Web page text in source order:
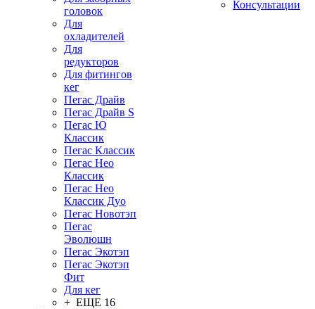
головок
Для
охладителей
Для
редукторов
Для фитингов
кег
Пегас Драйв
Пегас Драйв S
Пегас Ю
Классик
Пегас Классик
Пегас Нео
Классик
Пегас Нео
Классик Дуо
Пегас Новотэп
Пегас
Эволюшн
Пегас Экотэп
Пегас Экотэп
Фит
Для кег
+ ЕЩЕ 16
Консультации